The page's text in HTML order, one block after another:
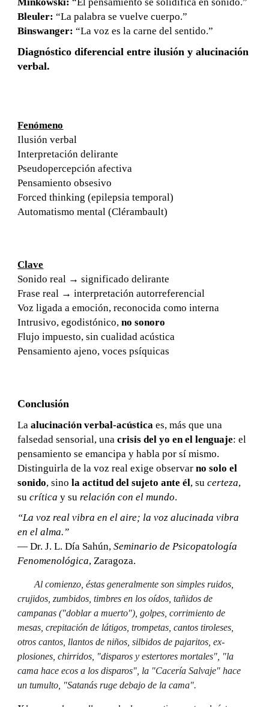
Bleuler: “La palabra se vuelve cuerpo.”
Binswanger: “La voz es la carne del sentido.”
Diagnóstico diferencial entre ilusión y alucinación
verbal.
Fenómeno
Ilusión verbal
Interpretación delirante
Pseudopercepción afectiva
Pensamiento obsesivo
Forced thinking (epilepsia temporal)
Automatismo mental (Clérambault)
Clave
Sonido real → significado delirante
Frase real → interpretación autorreferencial
Voz ligada a emoción, reconocida como interna
Intrusivo, egodistónico,no sonoro
Flujo impuesto, sin cualidad acústica
Pensamiento ajeno, voces psíquicas
Conclusión
Laalucinación verbal-acústica es, más que una
falsedad sensorial, unacrisis del yo en el lenguaje: el
pensamiento se emancipa y habla por sí mismo.
Distinguirla de la voz real exige observarno solo el
sonido, sinola actitud del sujeto ante él, sucerteza,
sucrítica y su relación con el mundo.
“La voz real vibra en el aire; la voz alucinada vibra
en el alma.”
— Dr. J. L. Día Sahún,Seminario de Psicopatología
Fenomenológica, Zaragoza.
Al comienzo, éstas generalmente son simples ruidos,
crujidos, zumbidos, timbres en los oídos, tañidos de
campanas ("doblar a muer­to"), golpes, corrimiento de
mesas, crepitación de látigos, trompetas, cantos tiroleses,
otros cantos, llantos de niños, silbidos de pajaritos, ex­
plosiones, chirridos, "disparos y estertores mortales", "la
cama hace ecos a los disparos", la "Cacería Salvaje" hace
un tumulto, "Satanás ruge debajo de la cama".